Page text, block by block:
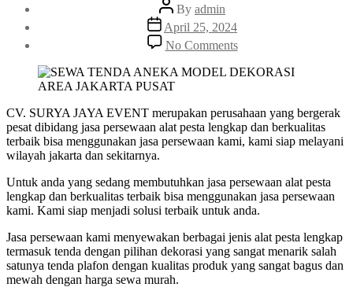
Post
author
By admin
Post
date
April 25, 2024
No Commentson
SEWA
TENDA
DEKORASI
AREA
JAKARTA
CV. SURYA JAYA EVENT merupakan perusahaan yang bergerak
pesat dibidang jasa persewaan alat pesta lengkap dan berkualitas
terbaik bisa menggunakan jasa persewaan kami, kami siap melayani
wilayah jakarta dan sekitarnya.
Untuk anda yang sedang membutuhkan jasa persewaan alat pesta
lengkap dan berkualitas terbaik bisa menggunakan jasa persewaan
kami. Kami siap menjadi solusi terbaik untuk anda.
Jasa persewaan kami menyewakan berbagai jenis alat pesta lengkap
termasuk tenda dengan pilihan dekorasi yang sangat menarik salah
satunya tenda plafon dengan kualitas produk yang sangat bagus dan
mewah dengan harga sewa murah.